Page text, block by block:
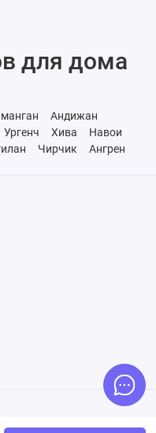
для дома
Андижан
Ургенч Хива
Навои
Чирчик
Ангрен